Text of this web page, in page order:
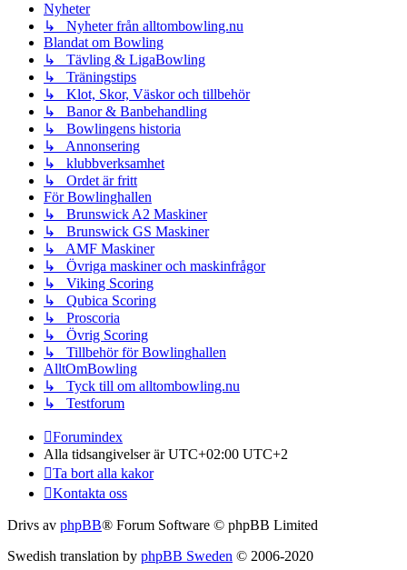
Nyheter
↳ Nyheter från alltombowling.nu
Blandat om Bowling
↳ Tävling & LigaBowling
↳ Träningstips
↳ Klot, Skor, Väskor och tillbehör
↳ Banor & Banbehandling
↳ Bowlingens historia
↳ Annonsering
↳ klubbverksamhet
↳ Ordet är fritt
För Bowlinghallen
↳ Brunswick A2 Maskiner
↳ Brunswick GS Maskiner
↳ AMF Maskiner
↳ Övriga maskiner och maskinfrågor
↳ Viking Scoring
↳ Qubica Scoring
↳ Proscoria
↳ Övrig Scoring
↳ Tillbehör för Bowlinghallen
AlltOmBowling
↳ Tyck till om alltombowling.nu
↳ Testforum
Forumindex
Alla tidsangivelser är UTC+02:00 UTC+2
Ta bort alla kakor
Kontakta oss
Drivs av phpBB® Forum Software © phpBB Limited
Swedish translation by phpBB Sweden © 2006-2020